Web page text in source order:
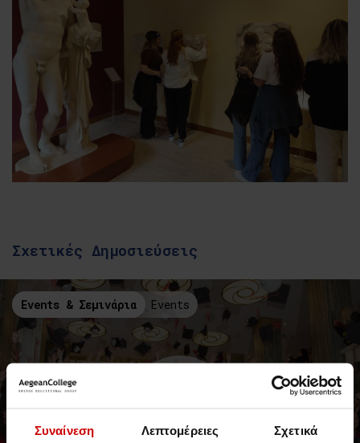
Συναίνεση Λεπτομέρειες Σχετικά
Σχετικές Δημοσιεύσεις
Events & Σεμινάρια Events